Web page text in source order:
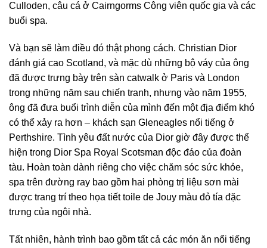
Culloden, câu cá ở Cairngorms Công viên quốc gia và các
buổi spa.
Và bạn sẽ làm điều đó thật phong cách. Christian Dior
đánh giá cao Scotland, và mặc dù những bộ váy của ông
đã được trưng bày trên sàn catwalk ở Paris và London
trong những năm sau chiến tranh, nhưng vào năm 1955,
ông đã đưa buổi trình diễn của mình đến một địa điểm khó
có thể xảy ra hơn – khách sạn Gleneagles nổi tiếng ở
Perthshire. Tình yêu đất nước của Dior giờ đây được thể
hiện trong Dior Spa Royal Scotsman độc đáo của đoàn
tàu. Hoàn toàn dành riêng cho việc chăm sóc sức khỏe,
spa trên đường ray bao gồm hai phòng trị liệu sơn mài
được trang trí theo họa tiết toile de Jouy màu đỏ tía đặc
trưng của ngôi nhà.
Tất nhiên, hành trình bao gồm tất cả các món ăn nổi tiếng